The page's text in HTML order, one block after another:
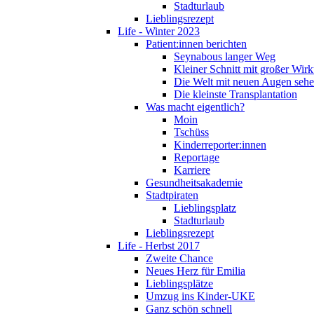
Stadturlaub
Lieblingsrezept
Life - Winter 2023
Patient:innen berichten
Seynabous langer Weg
Kleiner Schnitt mit großer
Die Welt mit neuen Augen
Die kleinste Transplantation
Was macht eigentlich?
Moin
Tschüss
Kinderreporter:innen
Reportage
Karriere
Gesundheitsakademie
Stadtpiraten
Lieblingsplatz
Stadturlaub
Lieblingsrezept
Life - Herbst 2017
Zweite Chance
Neues Herz für Emilia
Lieblingsplätze
Umzug ins Kinder-UKE
Ganz schön schnell